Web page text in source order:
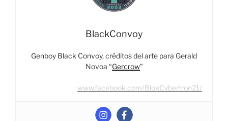
Unboxing
BlackConvoy
Genboy Black Convoy, créditos del arte para Gerald
Novoa “Gercrow”
www.facebook.com/BlogCybertron21/